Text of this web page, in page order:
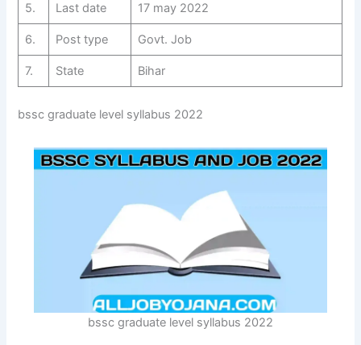
5. Last date 17 may 2022
6. Post type Govt. Job
7. State Bihar
bssc graduate level syllabus 2022
bssc graduate level syllabus 2022